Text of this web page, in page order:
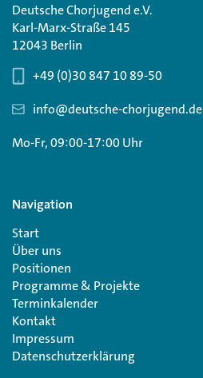
Deutsche Chorjugend e.V.
Karl-Marx-Straße 145
12043 Berlin
+49 (0)30 847 10 89-50
info@deutsche-chorjugend.de
Mo-Fr, 09:00-17:00 Uhr
Navigation
Start
Über uns
Positionen
Programme & Projekte
Terminkalender
Kontakt
Impressum
Datenschutzerklärung